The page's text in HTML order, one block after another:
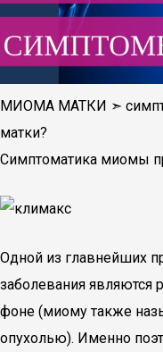
МИОМА МАТКИ ➣
матки?
Симптоматика миомы
Одной из главнейших
заболевания являются
фоне (миому также
опухолью). Именно